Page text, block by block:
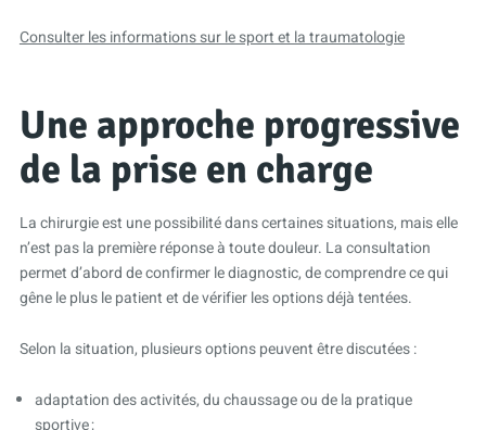
Consulter les informations sur le sport et la traumatologie
Une approche progressive
de la prise en charge
La chirurgie est une possibilité dans certaines situations, mais elle
n’est pas la première réponse à toute douleur. La consultation
permet d’abord de confirmer le diagnostic, de comprendre ce qui
gêne le plus le patient et de vérifier les options déjà tentées.
Selon la situation, plusieurs options peuvent être discutées :
adaptation des activités, du chaussage ou de la pratique
sportive ;